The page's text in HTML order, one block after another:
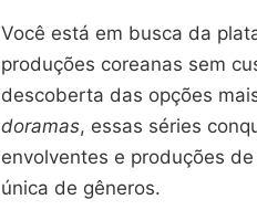
Você está em busca da
produções coreanas sem
descoberta das opções
doramas, essas séries
envolventes e produções
única de gêneros.